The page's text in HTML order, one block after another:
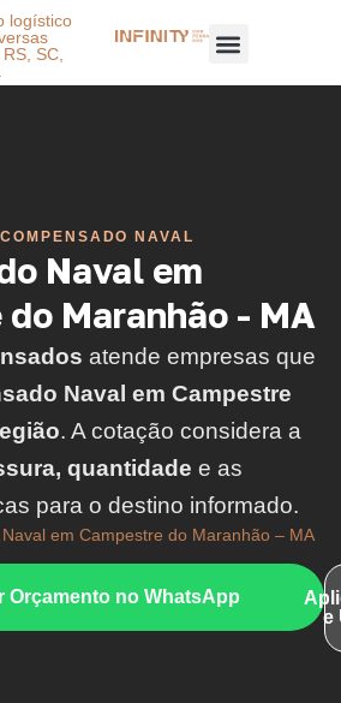
logístico
SC,
NAVAL
Naval em
Maranhão - MA
atende empresas que
Naval em Campestre
. A cotação considera a
quantidade e as
para o destino informado.
em Campestre do Maranhão – MA
Orçamento no WhatsApp
e